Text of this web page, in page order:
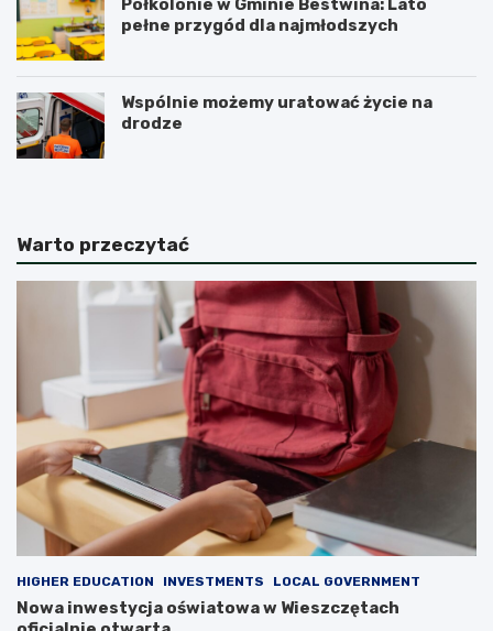
pełne przygód dla najmłodszych
Wspólnie możemy uratować życie na
drodze
Warto przeczytać
HIGHER EDUCATION INVESTMENTS LOCAL GOVERNMENT
Nowa inwestycja oświatowa w Wieszczętach